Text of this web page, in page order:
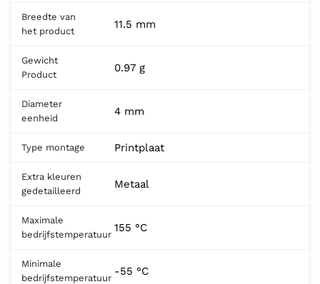
Breedte van
het product
11.5 mm
Gewicht
Product
0.97 g
Diameter
eenheid
4 mm
Type montage Printplaat
Extra kleuren
gedetailleerd
Metaal
Maximale
bedrijfstemperatuur
155 °C
Minimale
bedrijfstemperatuur
-55 °C